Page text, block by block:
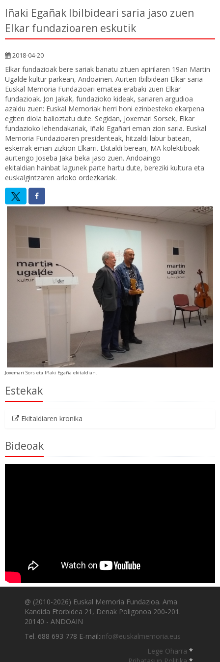
Iñaki Egañak Ibilbideari saria jaso zuen
Elkar fundazioaren eskutik
2018-04-20
Elkar fundazioak bere sariak banatu zituen apirilaren 19an Martin
Ugalde kultur parkean, Andoainen. Aurten Ibilbideari Elkar saria
Euskal Memoria Fundazioari ematea erabaki zuen Elkar
fundazioak. Jon Jakak, fundazioko kideak, sariaren argudioa
azaldu zuen: Euskal Memoriak herri honi ezinbesteko ekarpena
egiten diola balioztatu dute. Segidan, Joxemari Sorsek, Elkar
fundazioko lehendakariak, Iñaki Egañari eman zion saria. Euskal
Memoria Fundazioaren presidenteak, hitzaldi labur batean,
eskerrak eman zizkion Elkarri. Ekitaldi berean, MA kolektiboak
aurtengo Joseba Jaka beka jaso zuen. Andoaingo
ekitaldian hainbat lagunek parte hartu dute, bereziki kultura eta
euskalgintzaren arloko ordezkariak.
Joxemari Sors eta Iñaki Egaña ekitaldian.
Estekak
Ekitaldiaren kronika
Bideoak
@ (2010-2026) Euskal Memoria Fundazioa. Ama
Kandida Etorbidea 21, Denak Poligonoa 200-201.
20140 - ANDOAIN
Tel. 688 693 778 E-mail:info@euskalmemoria.eus
Lege Oharra *